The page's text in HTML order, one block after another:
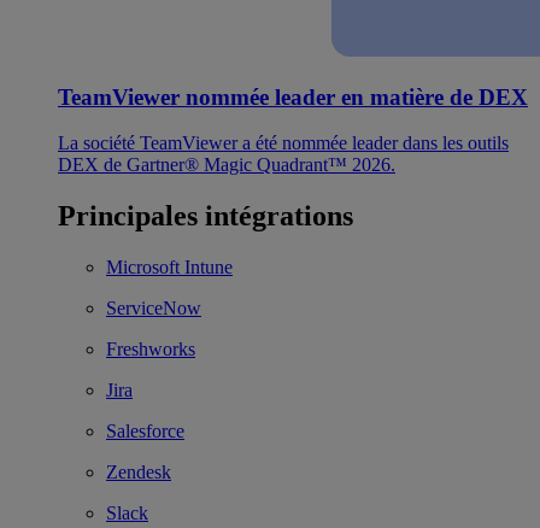
TeamViewer nommée leader en matière de DEX
La société TeamViewer a été nommée leader dans les outils
DEX de Gartner® Magic Quadrant™ 2026.
Principales intégrations
Microsoft Intune
ServiceNow
Freshworks
Jira
Salesforce
Zendesk
Slack